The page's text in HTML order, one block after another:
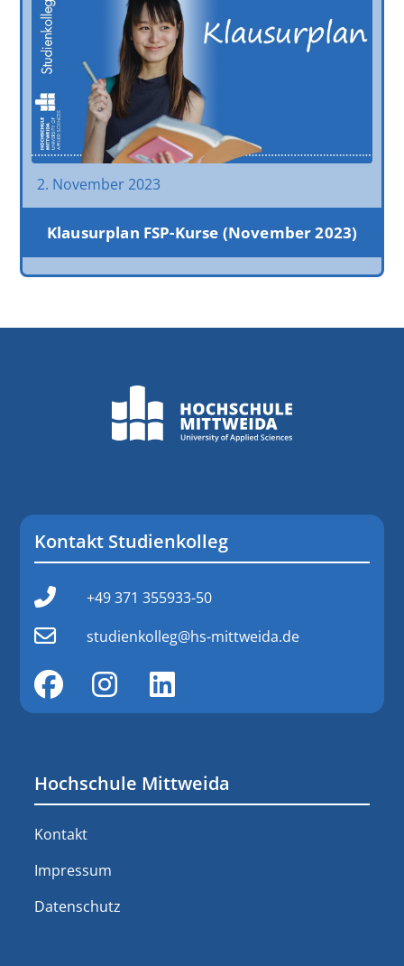
2. November 2023
Klausurplan FSP-Kurse (November 2023)
Kontakt Studienkolleg
+49 371 355933-50
studienkolleg@hs-mittweida.de
Hochschule Mittweida
Kontakt
Impressum
Datenschutz